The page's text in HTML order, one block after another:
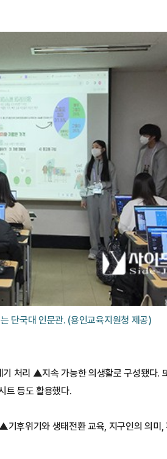
단국대 인문관. (용인교육지원청 제공)
처리 ▲지속 가능한 의생활로 구성됐다.
트 등도 활용했다.
위기와 생태전환 교육, 지구인의 의미,